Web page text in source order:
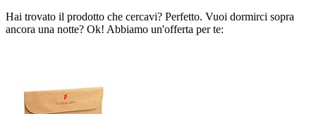
Hai trovato il prodotto che cercavi? Perfetto. Vuoi dormirci sopra
ancora una notte? Ok! Abbiamo un'offerta per te: